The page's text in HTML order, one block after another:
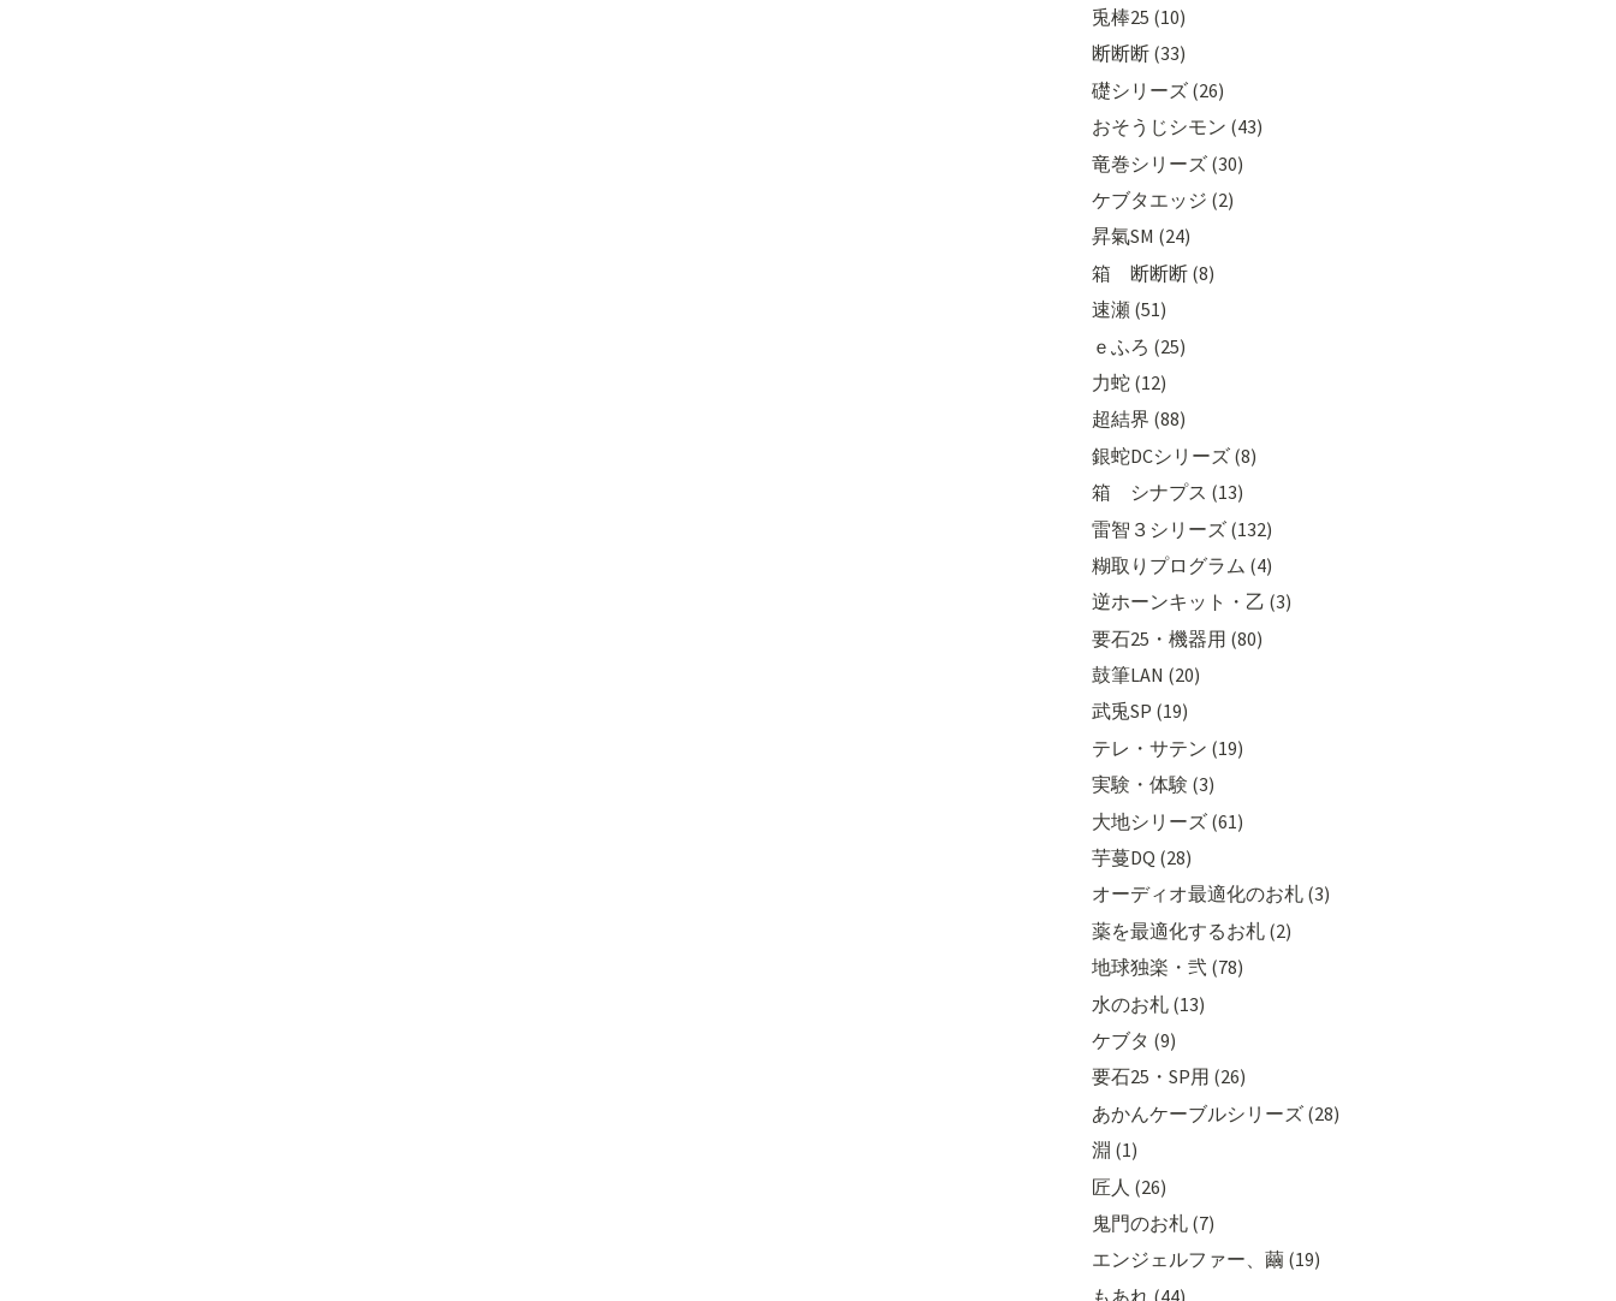
兎棒25 (10)
断断断 (33)
礎シリーズ (26)
おそうじシモン (43)
竜巻シリーズ (30)
ケブタエッジ (2)
昇氣SM (24)
箱 断断断 (8)
速瀬 (51)
ｅふろ (25)
力蛇 (12)
超結界 (88)
銀蛇DCシリーズ (8)
箱 シナプス (13)
雷智３シリーズ (132)
糊取りプログラム (4)
逆ホーンキット・乙 (3)
要石25・機器用 (80)
鼓筆LAN (20)
武兎SP (19)
テレ・サテン (19)
実験・体験 (3)
大地シリーズ (61)
芋蔓DQ (28)
オーディオ最適化のお札 (3)
薬を最適化するお札 (2)
地球独楽・弐 (78)
水のお札 (13)
ケブタ (9)
要石25・SP用 (26)
あかんケーブルシリーズ (28)
淵 (1)
匠人 (26)
鬼門のお札 (7)
エンジェルファー、繭 (19)
もあれ (44)